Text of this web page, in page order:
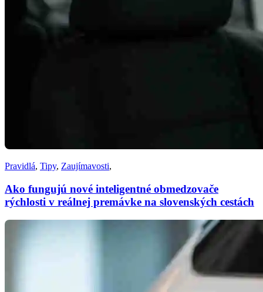
Pravidlá, Tipy, Zaujímavosti,
Ako fungujú nové inteligentné obmedzovače
rýchlosti v reálnej premávke na slovenských cestách